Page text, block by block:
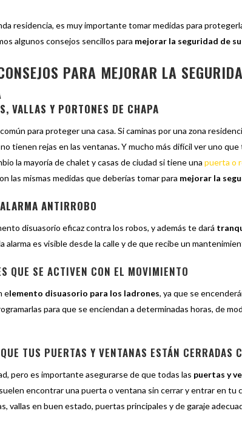
residencia, es muy importante tomar medidas para
algunos consejos sencillos para mejorar la seguridad de
PARA MEJORAR LA
VALLAS Y PORTONES DE CHAPA
para proteger una casa. Si caminas por una zona
tienen rejas en las ventanas.Y mucho más difícil ver uno que
la mayoría de chalet y casas de ciudad si tiene una puerta o
las mismas medidas que deberías tomar para mejorar la
ANTIRROBO
disuasorio eficaz contra los robos, y además te dará
alarma es visible desde la calle y de que recibe un
QUE SE ACTIVEN CON EL MOVIMIENTO
elemento disuasorio para los ladrones, ya que se
para que se enciendan a determinadas horas, de
TUS PUERTAS Y VENTANAS ESTÁN CERRADAS
pero es importante asegurarse de que todas las puertas y
encontrar una puerta o ventana sin cerrar y entrar en tu
vallas en buen estado, puertas principales y de garaje